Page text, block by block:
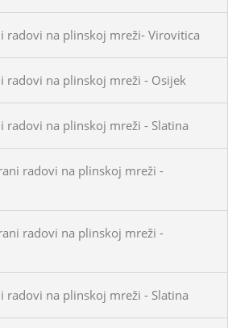
radovi na plinskoj mreži- Virovitica
radovi na plinskoj mreži - Osijek
radovi na plinskoj mreži - Slatina
radovi na plinskoj mreži -
radovi na plinskoj mreži -
radovi na plinskoj mreži - Slatina